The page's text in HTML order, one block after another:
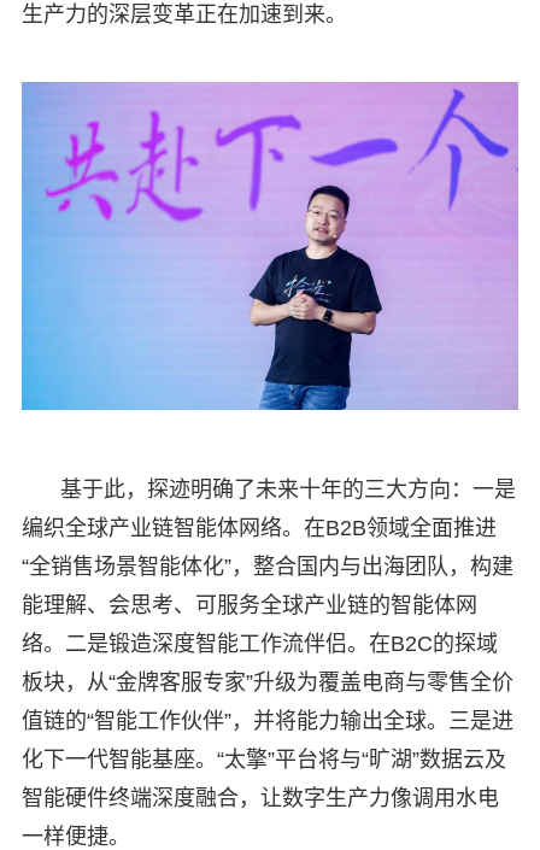
生产力的深层变革正在加速到来。
基于此，探迹明确了未来十年的三大方向：一是
编织全球产业链智能体网络。在B2B领域全面推进
“全销售场景智能体化”，整合国内与出海团队，构建
能理解、会思考、可服务全球产业链的智能体网
络。二是锻造深度智能工作流伴侣。在B2C的探域
板块，从“金牌客服专家”升级为覆盖电商与零售全价
值链的“智能工作伙伴”，并将能力输出全球。三是进
化下一代智能基座。“太擎”平台将与“旷湖”数据云及
智能硬件终端深度融合，让数字生产力像调用水电
一样便捷。